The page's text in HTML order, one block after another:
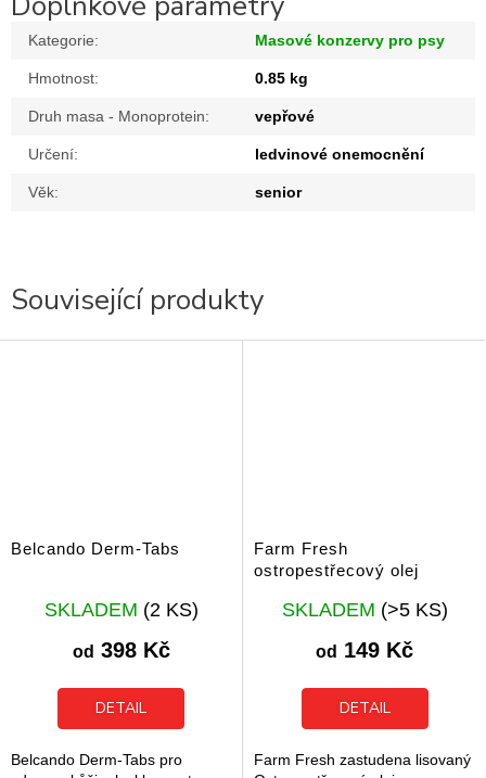
Související produkty
Belcando Derm-Tabs
Průměrné
hodnocení
produktu
je
z
SKLADEM (2 KS)
od 398 Kč
DETAIL
Belcando Derm-Tabs pro
Farm Fresh
ostropestřecový olej
Průměrné
hodnocení
produktu
je
z
SKLADEM (>5 KS)
od 149 Kč
DETAIL
Farm Fresh zastudena lisovaný
Kategorie: Masové konzervy pro psy
Hmotnost: 0.85 kg
Druh masa - Monoprotein: vepřové
Určení: ledvinové onemocnění
Věk: senior